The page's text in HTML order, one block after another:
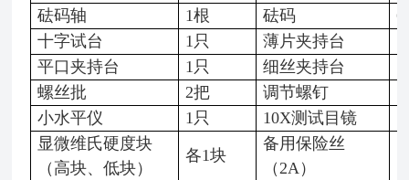
砝码轴
1根 砝码
6
十字试台
1只 薄片夹持台
平口夹持台
1只 细丝夹持台
螺丝批
2把 调节螺钉
小水平仪
1只 10X测试目镜
显微维氏硬度块
（高块、低块）
各1块
备用保险丝
（2A）